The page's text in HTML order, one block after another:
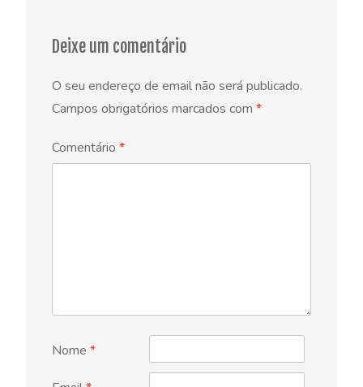
Deixe um comentário
O seu endereço de email não será publicado.
Campos obrigatórios marcados com *
Comentário *
Nome *